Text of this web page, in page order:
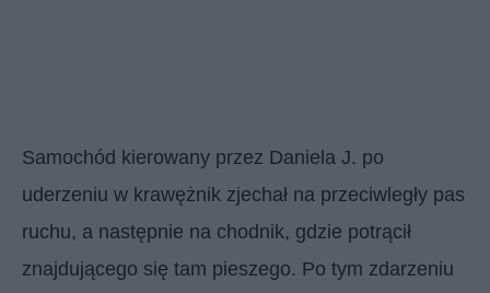
Samochód kierowany przez Daniela J. po
uderzeniu w krawężnik zjechał na przeciwległy pas
ruchu, a następnie na chodnik, gdzie potrącił
znajdującego się tam pieszego. Po tym zdarzeniu